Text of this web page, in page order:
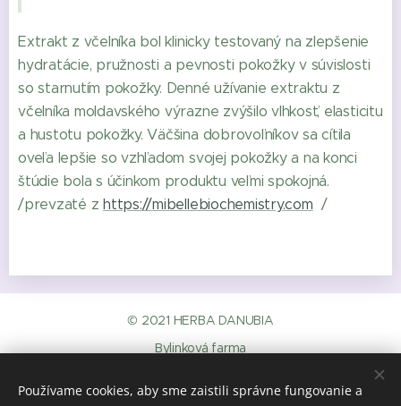
Extrakt z včelníka bol klinicky testovaný na zlepšenie
hydratácie, pružnosti a pevnosti pokožky v súvislosti
so starnutím pokožky. Denné užívanie extraktu z
včelníka moldavského výrazne zvýšilo vlhkosť, elasticitu
a hustotu pokožky. Väčšina dobrovoľníkov sa cítila
oveľa lepšie so vzhľadom svojej pokožky a na konci
štúdie bola s účinkom produktu veľmi spokojná.
/prevzaté z https://mibellebiochemistry.com /
© 2021 HERBA DANUBIA
Bylinková farma
GDPR.elallas-a-szerzodestol Sütik
Používame cookies, aby sme zaistili správne fungovanie a